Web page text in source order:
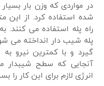
در مواردی که وزن بار
شده استفاده کرد. از این
راه پله استفاده می کنند.
پله شیب دار انداخته می
گیرد و با کمترین نیرو
آنجایی که سطح شیبدار
انرژی لازم برای این کار را